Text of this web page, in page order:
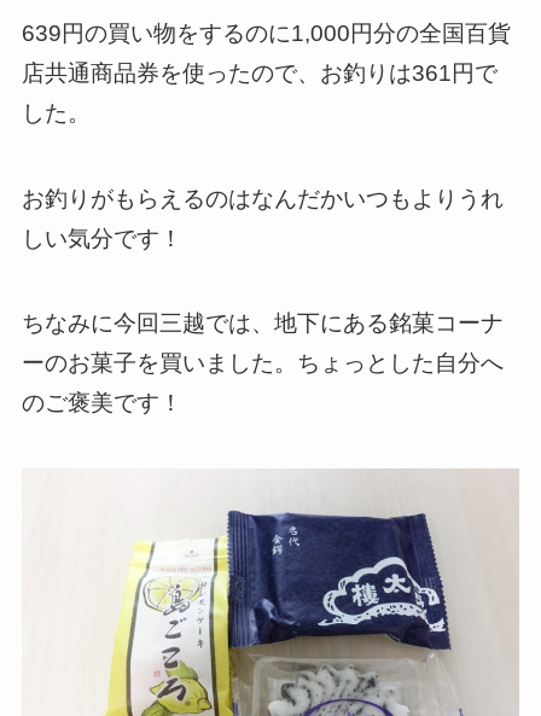
639円の買い物をするのに1,000円分の全国百貨
店共通商品券を使ったので、お釣りは361円で
した。
お釣りがもらえるのはなんだかいつもよりうれ
しい気分です！
ちなみに今回三越では、地下にある銘菓コーナ
ーのお菓子を買いました。ちょっとした自分へ
のご褒美です！